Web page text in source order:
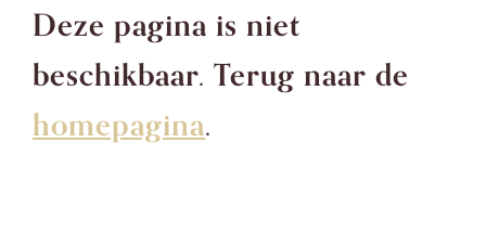
Deze pagina is niet
beschikbaar. Terug naar de
homepagina.